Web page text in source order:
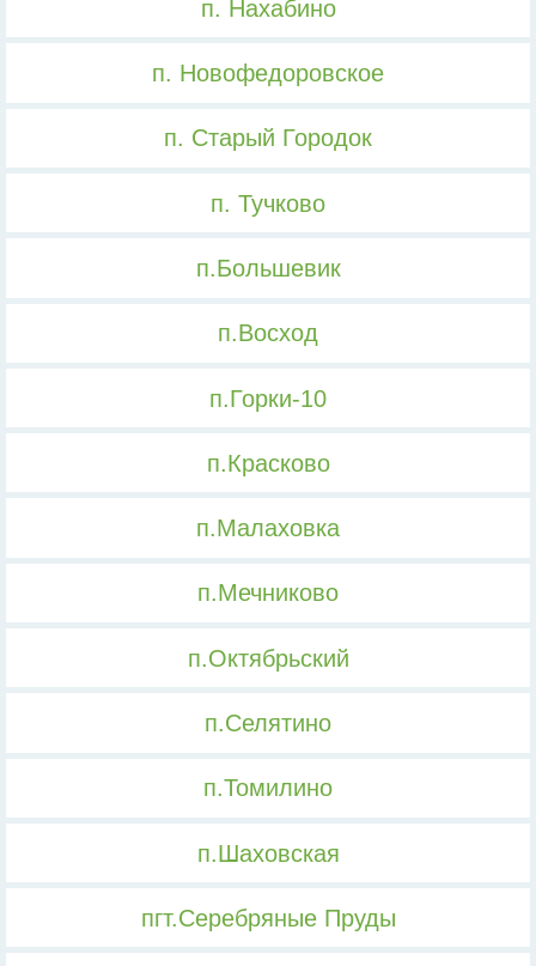
п. Нахабино
п. Новофедоровское
п. Старый Городок
п. Тучково
п.Большевик
п.Восход
п.Горки-10
п.Красково
п.Малаховка
п.Мечниково
п.Октябрьский
п.Селятино
п.Томилино
п.Шаховская
пгт.Серебряные Пруды